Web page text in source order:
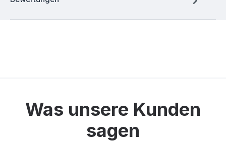
Was unsere Kunden
sagen